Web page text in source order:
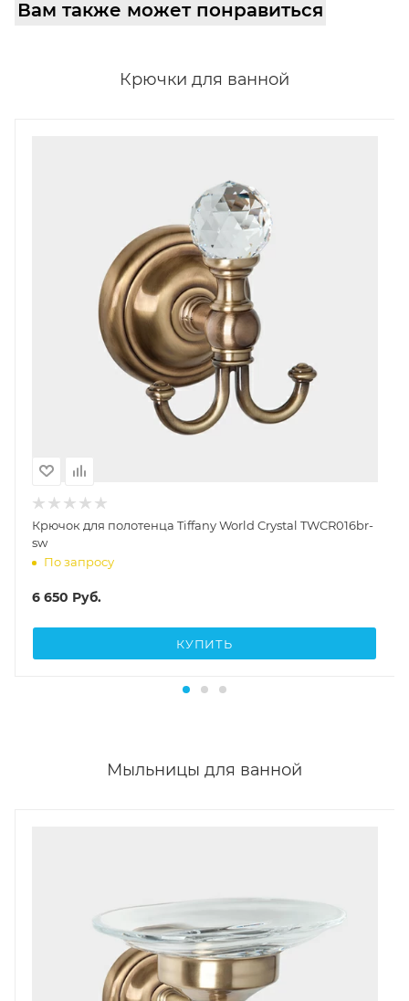
Вам также может понравиться
Крючки для ванной
Крючок для полотенца Tiffany World Crystal TWCR016br-
sw
По запросу
6 650 Руб.
КУПИТЬ
Мыльницы для ванной